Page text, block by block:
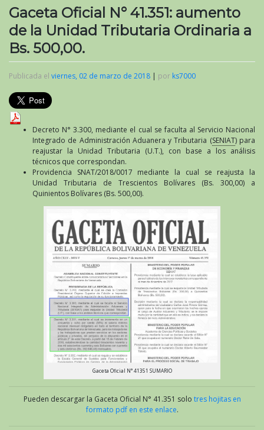
Gaceta Oficial N° 41.351: aumento
de la Unidad Tributaria Ordinaria a
Bs. 500,00.
Publicada el viernes, 02 de marzo de 2018 | por ks7000
Decreto N° 3.300, mediante el cual se faculta al Servicio Nacional
Integrado de Administración Aduanera y Tributaria (SENIAT) para
reajustar la Unidad Tributaria (U.T.), con base a los análisis
técnicos que correspondan.
Providencia SNAT/2018/0017 mediante la cual se reajusta la
Unidad Tributaria de Trescientos Bolívares (Bs. 300,00) a
Quinientos Bolívares (Bs. 500,00).
Gaceta Oficial N° 41351 SUMARIO
Pueden descargar la Gaceta Oficial N° 41.351 solo tres hojitas en
formato pdf en este enlace.